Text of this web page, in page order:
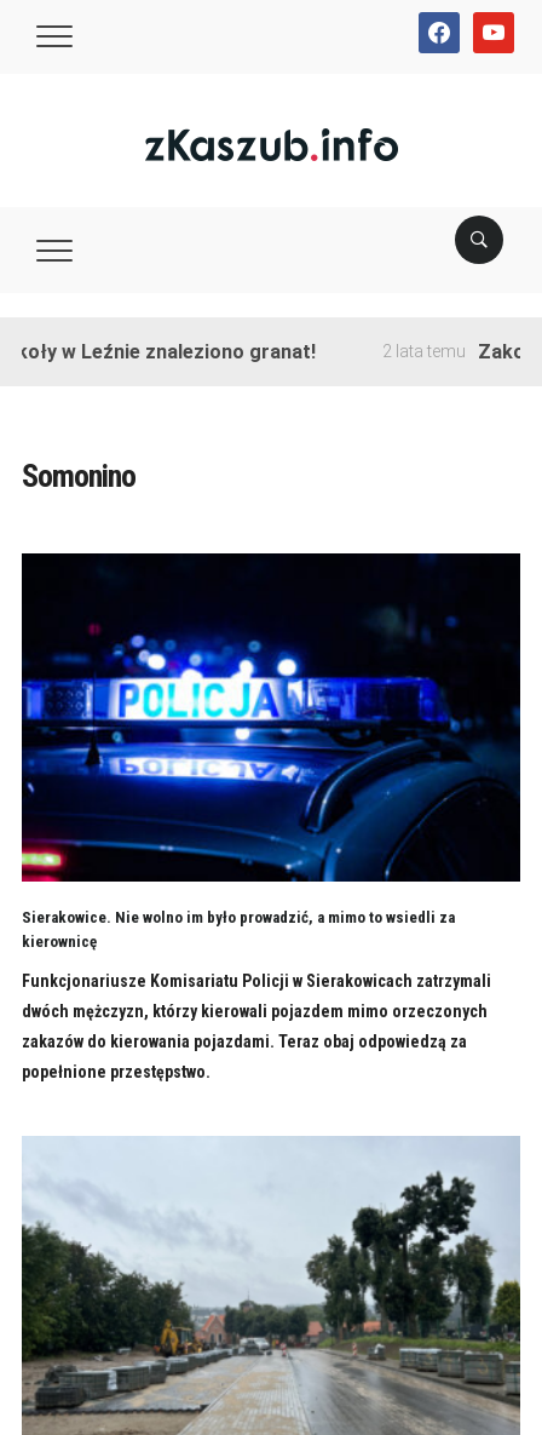
facebookyoutube
w Leźnie znaleziono granat! 2 lata temu
Somonino
Sierakowice. Nie wolno im było prowadzić, a mimo to wsiedli za
kierownicę
Funkcjonariusze Komisariatu Policji w Sierakowicach zatrzymali
dwóch mężczyzn, którzy kierowali pojazdem mimo orzeczonych
zakazów do kierowania pojazdami. Teraz obaj odpowiedzą za
popełnione przestępstwo.